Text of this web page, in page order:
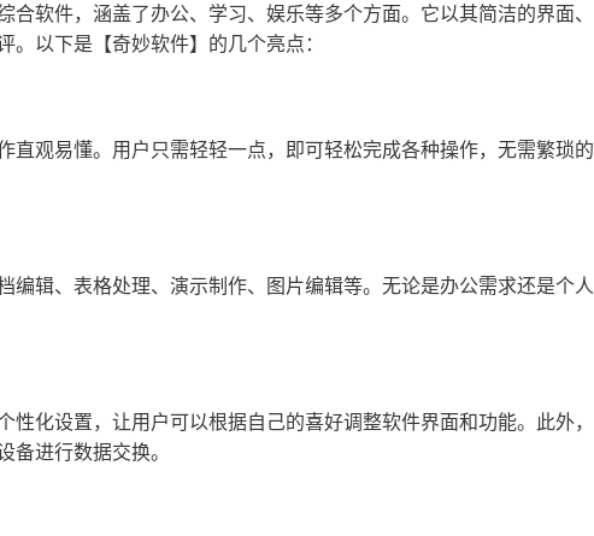
合软件，涵盖了办公、学习、娱乐等多个方面。它以其简洁的界面
以下是【奇妙软件】的几个亮点：
直观易懂。用户只需轻轻一点，即可轻松完成各种操作，无需繁琐
编辑、表格处理、演示制作、图片编辑等。无论是办公需求还是个
性化设置，让用户可以根据自己的喜好调整软件界面和功能。此外
进行数据交换。